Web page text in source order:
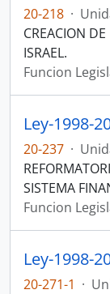
20-218 ·
CREACION
ISRAEL.
Funcion
Ley-1998-
20-237 ·
SISTEMA
Funcion
Ley-1998-
20-271-1 ·